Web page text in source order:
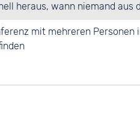
heraus, wann niemand aus
mit mehreren